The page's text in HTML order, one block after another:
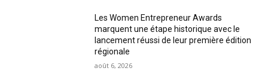
Les Women Entrepreneur Awards
marquent une étape historique avec le
lancement réussi de leur première édition
régionale
août 6, 2026